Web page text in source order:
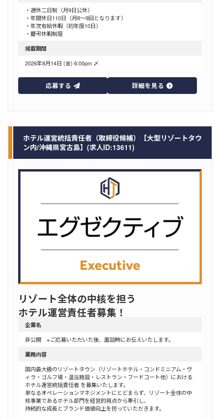
・週休二日制（月9日公休）
・年間休日110日（月8～9回となります）
・年次有給休暇（初年度10日）
・慶弔休暇制度
掲載期間
2026年8月14日 (金) 6:00pm 〆
応募する 詳細を見る
ホテル運営統括責任者（取締役候補）【大型リゾートタウ
ン内/沖縄県宮古島】(求人ID:13611)
リゾート全体の中核を担う
ホテル運営責任者募集！
企業名
非公開 ※ご応募いただいた後、面談時にお伝えいたします。
業務内容
国内最大級のリゾートタウン（リゾートホテル・コンドミニアム・ヴ
ィラ・ゴルフ場・温浴施設・レストラン・フードコート他）における
ホテル運営統括責任者 を募集いたします。
単なるオペレーションマネジメントにとどまらず、リゾート全体の中
核事業であるホテル部門を経営的視点から牽引し、
持続的な成長とブランド価値向上を担っていただきます。